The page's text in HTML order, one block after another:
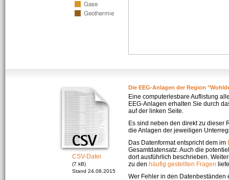
CSV-Datei
(7 kB)
Stand 24.08.2015
Die EEG-Anlagen der Region
Eine computerlesbare Auflistung
EEG-Anlagen erhalten Sie durch
auf der linken Seite.
Es sind neben den direkt zu dieser
die Anlagen der jeweiligen
Das Datenformat entspricht dem im
Gesamtdatensatz. Auch die
dort ausführlich beschrieben.
zu den häufig gestellten Fragen
Wer Fehler in den Datenbeständen